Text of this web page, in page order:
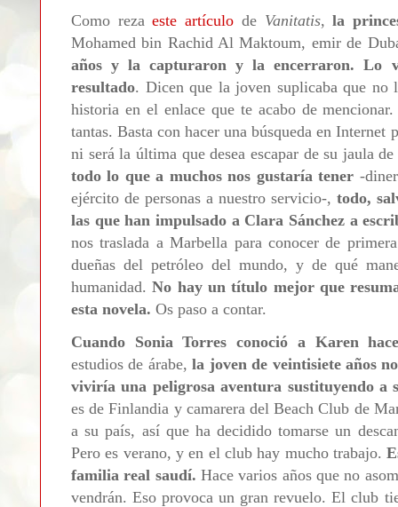
Como rezaeste artículo de Vanitatis,la
Mohamed bin Rachid Al Maktoum, emir de
años y la capturaron y la encerraron. Lo
resultado. Dicen que la joven suplicaba que no
historia en el enlace que te acabo de
tantas. Basta con hacer una búsqueda en
ni será la última que desea escapar de su jaula
todo lo que a muchos nos gustaría tener -
ejército de personas a nuestro servicio-, todo,
las que han impulsado a Clara Sánchez a
nos traslada a Marbella para conocer de
dueñas del petróleo del mundo, y de qué
humanidad.No hay un título mejor que
esta novela. Os paso a contar.
Cuando Sonia Torres conoció a Karen
estudios de árabe,la joven de veintisiete años
viviría una peligrosa aventura sustituyendo a
es de Finlandia y camarera del Beach Club de
a su país, así que ha decidido tomarse un
Pero es verano, y en el club hay mucho trabajo.
familia real saudí. Hace varios años que no
vendrán. Eso provoca un gran revuelo. El club